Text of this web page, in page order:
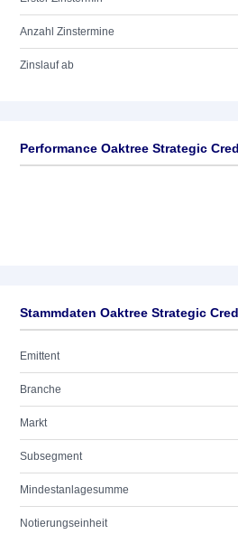
Anzahl Zinstermine
Zinslauf ab
Performance Oaktree Strategic
Stammdaten Oaktree Strategic
Emittent
Branche
Markt
Subsegment
Mindestanlagesumme
Notierungseinheit